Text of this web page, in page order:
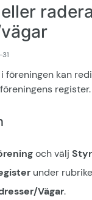
radera
föreningen kan
och välj
under
Vägar.